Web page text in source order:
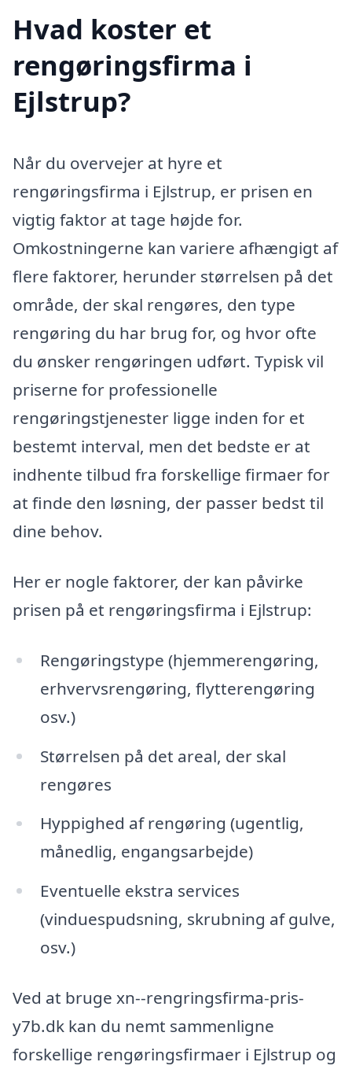
Hvad koster et
rengøringsfirma i
Ejlstrup?
Når du overvejer at hyre et
rengøringsfirma i Ejlstrup, er prisen en
vigtig faktor at tage højde for.
Omkostningerne kan variere afhængigt af
flere faktorer, herunder størrelsen på det
område, der skal rengøres, den type
rengøring du har brug for, og hvor ofte
du ønsker rengøringen udført. Typisk vil
priserne for professionelle
rengøringstjenester ligge inden for et
bestemt interval, men det bedste er at
indhente tilbud fra forskellige firmaer for
at finde den løsning, der passer bedst til
dine behov.
Her er nogle faktorer, der kan påvirke
prisen på et rengøringsfirma i Ejlstrup:
Rengøringstype (hjemmerengøring,
erhvervsrengøring, flytterengøring
osv.)
Størrelsen på det areal, der skal
rengøres
Hyppighed af rengøring (ugentlig,
månedlig, engangsarbejde)
Eventuelle ekstra services
(vinduespudsning, skrubning af gulve,
osv.)
Ved at bruge xn--rengringsfirma-pris-
y7b.dk kan du nemt sammenligne
forskellige rengøringsfirmaer i Ejlstrup og